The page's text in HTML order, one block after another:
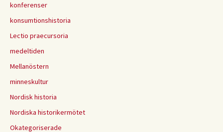
konferenser
konsumtionshistoria
Lectio praecursoria
medeltiden
Mellanöstern
minneskultur
Nordisk historia
Nordiska historikermötet
Okategoriserade